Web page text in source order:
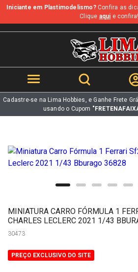
b
Iniciante em Plastimodelismo?Confira as
Clique aqui e
Cadastre-se na Lima Hobbies, e Ganhe Frete
usando o Cupom
MINIATURA CARRO FÓRMULA 1
CHARLES LECLERC 2021 1/43
30473
PREÇO EXCLUSIVO DO SITE